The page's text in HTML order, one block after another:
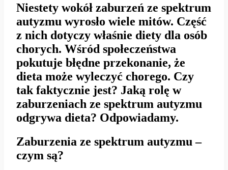
Niestety wokół zaburzeń ze spektrum
autyzmu wyrosło wiele mitów. Część
z nich dotyczy właśnie diety dla osób
chorych. Wśród społeczeństwa
pokutuje błędne przekonanie, że
dieta może wyleczyć chorego. Czy
tak faktycznie jest? Jaką rolę w
zaburzeniach ze spektrum autyzmu
odgrywa dieta? Odpowiadamy.
Zaburzenia ze spektrum autyzmu –
czym są?